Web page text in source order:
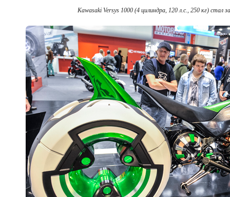
Kawasaki Versys 1000 (4 цилиндра, 120 л.с., 250 кг) стал